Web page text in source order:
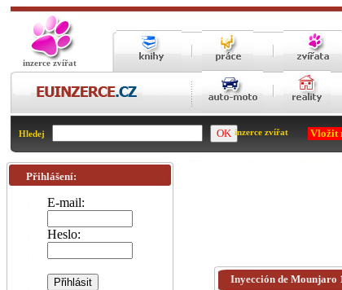
inzerce zvířat
Hledej inzerce zvířat Vložit
Inyección de Mounjaro
Přihlášení:
E-mail:
Heslo: